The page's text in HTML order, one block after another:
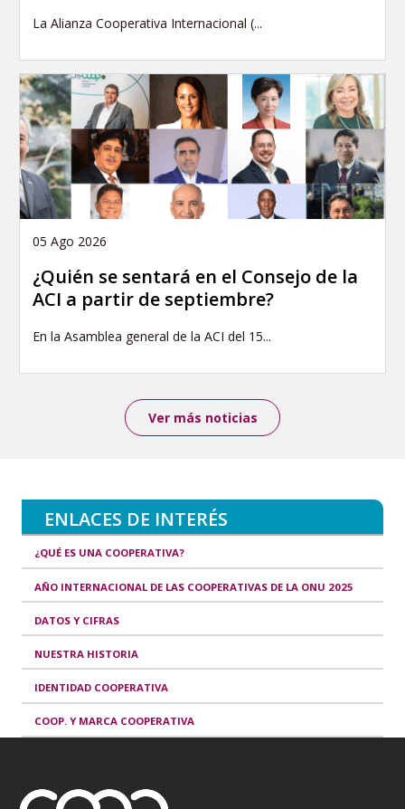
La Alianza Cooperativa Internacional (...
05 Ago 2026
¿Quién se sentará en el Consejo de la
ACI a partir de septiembre?
En la Asamblea general de la ACI del 15...
Ver más noticias
ENLACES DE INTERÉS
¿QUÉ ES UNA COOPERATIVA?
AÑO INTERNACIONAL DE LAS COOPERATIVAS DE LA ONU 2025
DATOS Y CIFRAS
NUESTRA HISTORIA
IDENTIDAD COOPERATIVA
COOP. Y MARCA COOPERATIVA